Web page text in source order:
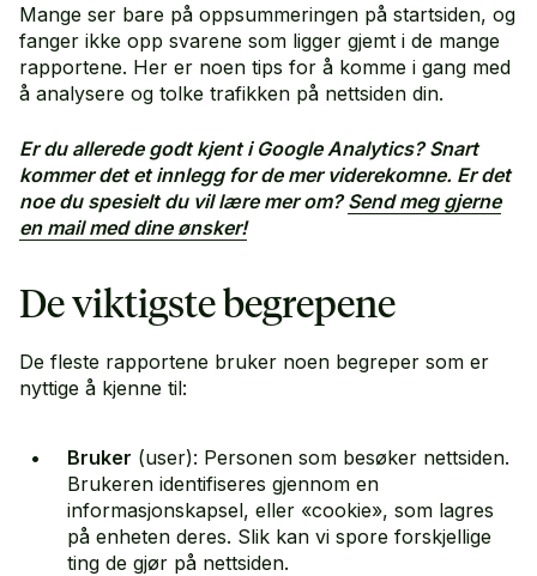
Benjamin Ulstein
Mange ser bare på oppsummeringen på startsiden, og
fanger ikke opp svarene som ligger gjemt i de mange
rapportene. Her er noen tips for å komme i gang med
å analysere og tolke trafikken på nettsiden din.
Er du allerede godt kjent i Google Analytics? Snart
kommer det et innlegg for de mer viderekomne. Er det
noe du spesielt du vil lære mer om?Send meg gjerne
en mail med dine ønsker!
De viktigste begrepene
De fleste rapportene bruker noen begreper som er
nyttige å kjenne til:
Bruker (user): Personen som besøker nettsiden.
Brukeren identifiseres gjennom en
informasjonskapsel, eller «cookie», som lagres
på enheten deres. Slik kan vi spore forskjellige
ting de gjør på nettsiden.